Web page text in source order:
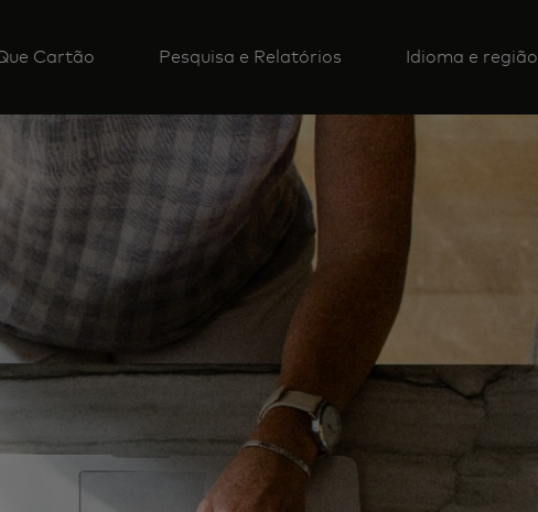
Cartão Pesquisa e Relatórios Idioma e região